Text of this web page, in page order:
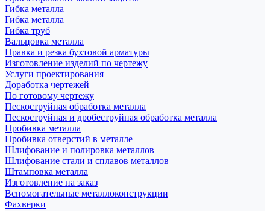
Гибка металла
Гибка металла
Гибка труб
Вальцовка металла
Правка и резка бухтовой арматуры
Изготовление изделий по чертежу
Услуги проектирования
Доработка чертежей
По готовому чертежу
Пескоструйная обработка металла
Пескоструйная и дробеструйная обработка металла
Пробивка металла
Пробивка отверстий в металле
Шлифование и полировка металлов
Шлифование стали и сплавов металлов
Штамповка металла
Изготовление на заказ
Вспомогательные металлоконструкции
Фахверки